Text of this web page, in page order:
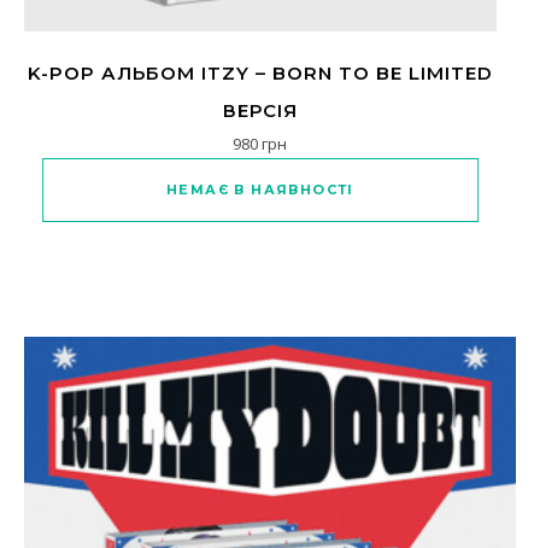
K-POP АЛЬБОМ ITZY – BORN TO BE LIMITED
ВЕРСІЯ
980грн
НЕМАЄ В НАЯВНОСТІ